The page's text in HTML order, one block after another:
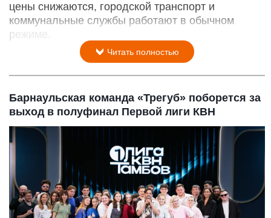
цены снижаются, городской транспорт и
коммунальные службы работают в обычном
режиме.
Читать полностью
Барнаульская команда «Трегуб» поборется за
выход в полуфинал Первой лиги КВН